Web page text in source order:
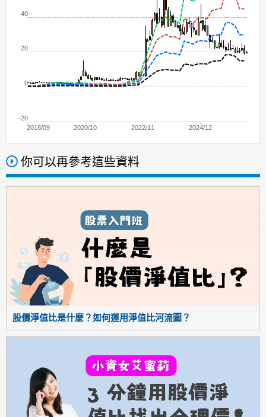
2018/09 2020/10 2022/11 2024/12
-20
0
20
40
你可以再參考這些資料
股價淨值比是什麼？如何運用淨值比河流圖？